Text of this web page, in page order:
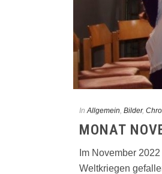
In Allgemein, Bilder,
MONAT
Im November
Weltkriegen